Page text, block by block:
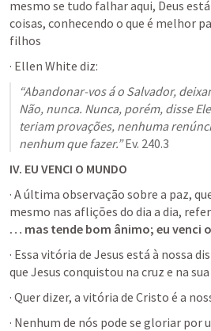
mesmo se tudo falhar aqui, Deus
coisas, conhecendo o que é melhor
filhos
· Ellen White diz:
“Abandonar-vos á o Salvador,
Não, nunca. Nunca, porém, disse
teriam provações, nenhuma
nenhum que fazer.” Ev. 240.3
IV. EU VENCI O MUNDO
· A última observação sobre a paz,
… mas tende bom ânimo; eu venci
· Essa vitória de Jesus está à nossa
que Jesus conquistou na cruz e na
· Quer dizer, a vitória de Cristo é a
· Nenhum de nós pode se gloriar por